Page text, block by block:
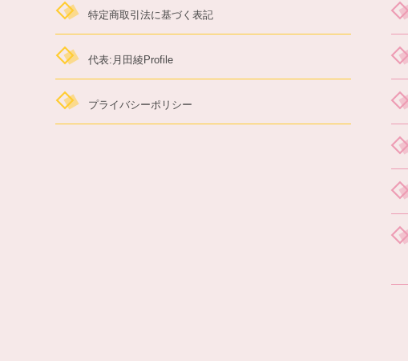
特定商取引法に基づく表記
代表:月田綾Profile
プライバシーポリシー